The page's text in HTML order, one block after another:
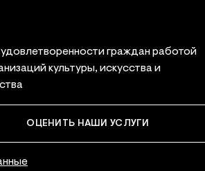
граждан работой
культуры, искусства и
ОЦЕНИТЬ НАШИ УСЛУГИ